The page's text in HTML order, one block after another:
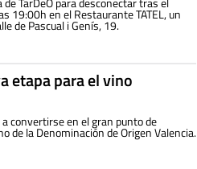
19:00h en el Restaurante TATEL, un
de Pascual i Genís, 19.
etapa para el vino
convertirse en el gran punto de
de la Denominación de Origen Valencia.